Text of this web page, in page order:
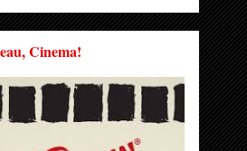
Cinema!